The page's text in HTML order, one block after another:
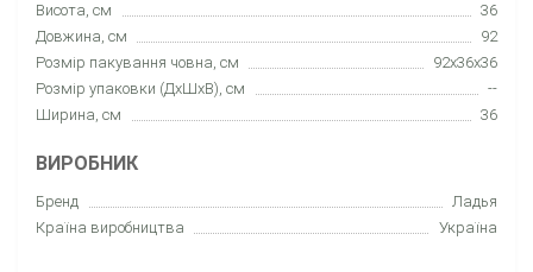
Висота, см
36
Довжина, см
92
Розмір пакування човна, см
92x36x36
Розмір упаковки (ДхШхВ), см
--
Ширина, см
36
ВИРОБНИК
Бренд
Ладья
Країна виробництва
Україна